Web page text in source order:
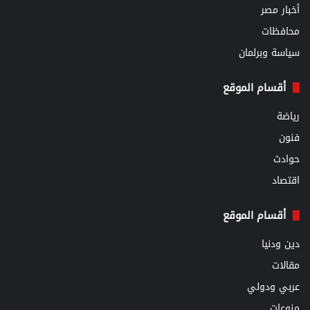
أخبار مصر
محافظات
سياسة وبرلمان
أقسام الموقع
رياضة
فنون
حوادث
اقتصاد
أقسام الموقع
دين ودنيا
مقالات
عربي ودولي